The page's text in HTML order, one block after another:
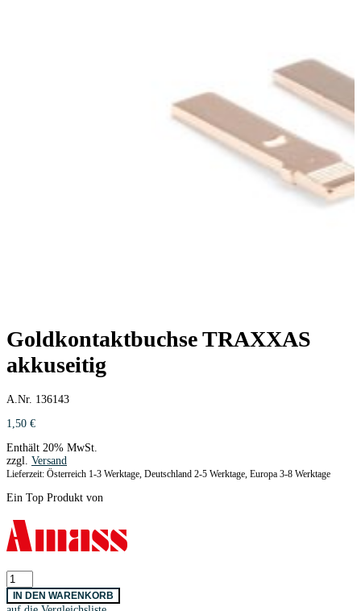
Goldkontaktbuchse TRAXXAS
akkuseitig
A.Nr. 136143
1,50 €
Enthält 20% MwSt.
zzgl. Versand
Lieferzeit: Österreich 1-3 Werktage, Deutschland 2-5 Werktage, Europa 3-8 Werktage
Ein Top Produkt von
Goldkontaktbuchse
TRAXXAS
akkuseitig
IN DEN WARENKORB